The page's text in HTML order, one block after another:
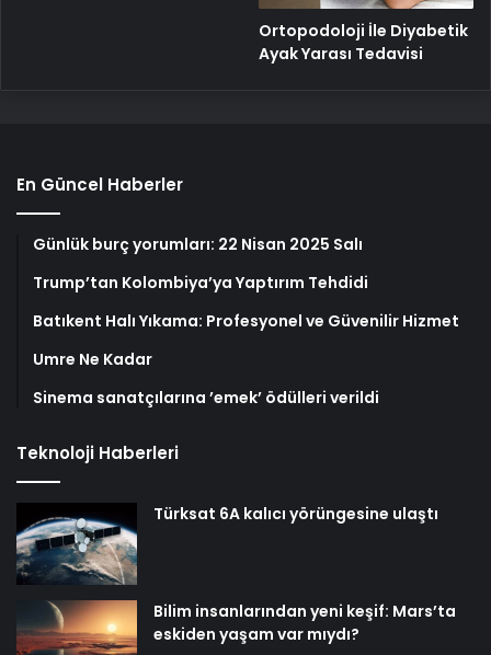
Ortopodoloji İle Diyabetik
Ayak Yarası Tedavisi
En Güncel Haberler
Günlük burç yorumları: 22 Nisan 2025 Salı
Trump’tan Kolombiya’ya Yaptırım Tehdidi
Batıkent Halı Yıkama: Profesyonel ve Güvenilir Hizmet
Umre Ne Kadar
Sinema sanatçılarına ’emek’ ödülleri verildi
Teknoloji Haberleri
Türksat 6A kalıcı yörüngesine ulaştı
Bilim insanlarından yeni keşif: Mars’ta
eskiden yaşam var mıydı?